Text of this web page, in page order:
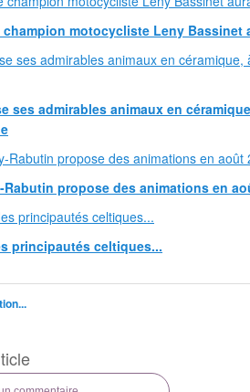
motocycliste Leny Bassinet
ses admirables animaux en
propose des animations en
principautés celtiques...